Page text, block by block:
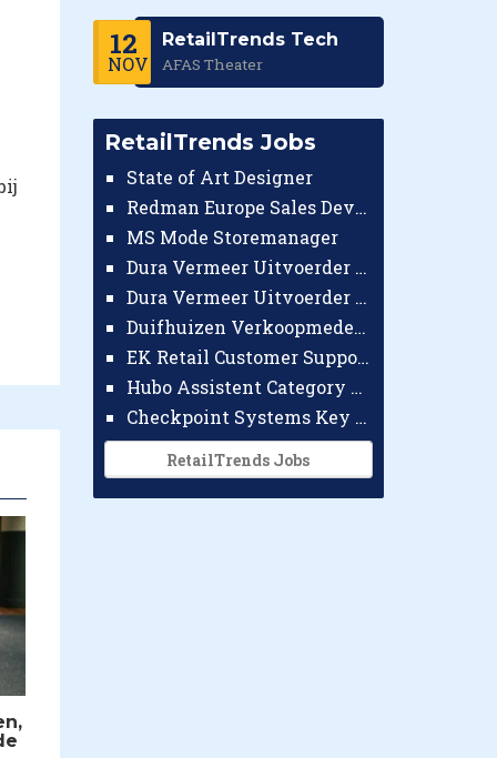
12
NOV
RetailTrends Tech
AFAS Theater
RetailTrends Jobs
State of Art Designer
Redman Europe Sales Developer (Europe)
MS Mode Storemanager
Dura Vermeer Uitvoerder GWW Amsterdam
Dura Vermeer Uitvoerder Civiel Nijmegen
Duifhuizen Verkoopmedewerker Ridderkerk
EK Retail Customer Support Omnichannel
Hubo Assistent Category Manager
Checkpoint Systems Key Accountmanager Benelux
RetailTrends Jobs